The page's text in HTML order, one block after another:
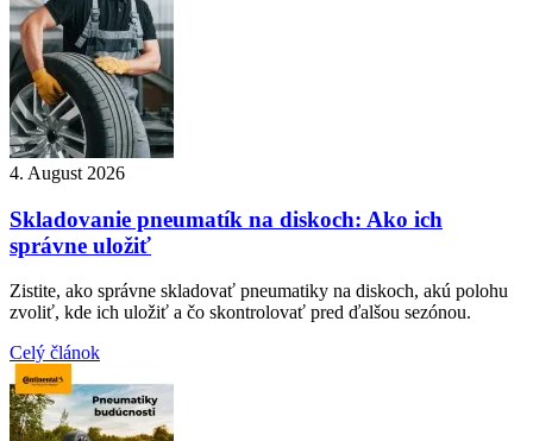
4. August 2026
Skladovanie pneumatík na diskoch: Ako ich
správne uložiť
Zistite, ako správne skladovať pneumatiky na diskoch, akú polohu
zvoliť, kde ich uložiť a čo skontrolovať pred ďalšou sezónou.
Celý článok